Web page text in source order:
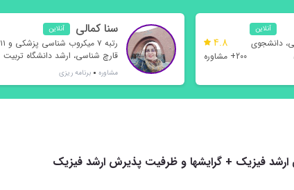
آنلاین
دانشجوی
4.8
200+ مشاوره
سنا کمالی آنلاین
رتبه ۷ میکروب‌ شناسی پزشکی و ۱۱
قارچ شناسی، ارشد دانشگاه تربیت
مدرس
مشاوره برنامه ریزی
ارشد فیزیک + گرایشها و ظرفیت پذیرش ارشد فیزیک